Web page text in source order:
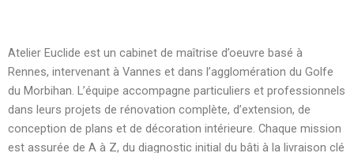
Atelier Euclide est un cabinet de maîtrise d’oeuvre basé à
Rennes, intervenant à Vannes et dans l’agglomération du Golfe
du Morbihan. L’équipe accompagne particuliers et professionnels
dans leurs projets de rénovation complète, d’extension, de
conception de plans et de décoration intérieure. Chaque mission
est assurée de A à Z, du diagnostic initial du bâti à la livraison clé